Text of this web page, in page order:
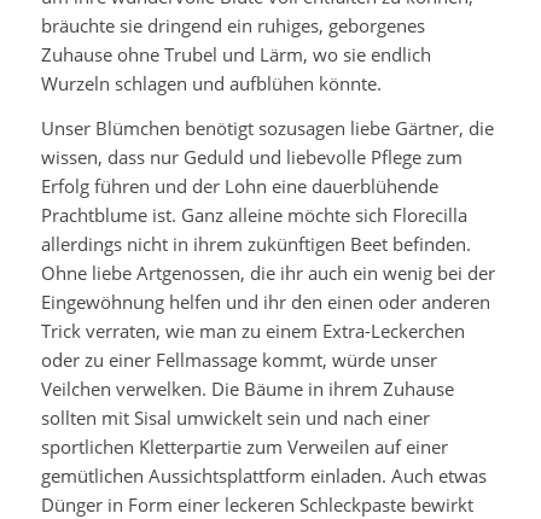
bräuchte sie dringend ein ruhiges, geborgenes
Zuhause ohne Trubel und Lärm, wo sie endlich
Wurzeln schlagen und aufblühen könnte.
Unser Blümchen benötigt sozusagen liebe Gärtner, die
wissen, dass nur Geduld und liebevolle Pflege zum
Erfolg führen und der Lohn eine dauerblühende
Prachtblume ist. Ganz alleine möchte sich Florecilla
allerdings nicht in ihrem zukünftigen Beet befinden.
Ohne liebe Artgenossen, die ihr auch ein wenig bei der
Eingewöhnung helfen und ihr den einen oder anderen
Trick verraten, wie man zu einem Extra-Leckerchen
oder zu einer Fellmassage kommt, würde unser
Veilchen verwelken. Die Bäume in ihrem Zuhause
sollten mit Sisal umwickelt sein und nach einer
sportlichen Kletterpartie zum Verweilen auf einer
gemütlichen Aussichtsplattform einladen. Auch etwas
Dünger in Form einer leckeren Schleckpaste bewirkt